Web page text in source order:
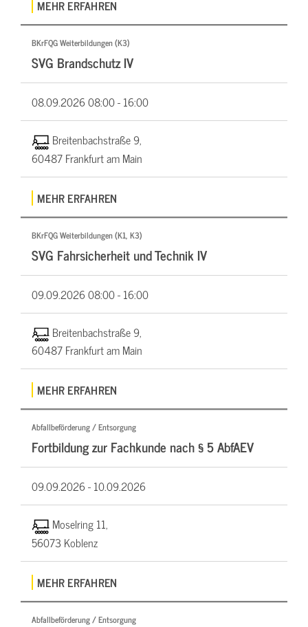
MEHR ERFAHREN
BKrFQG Weiterbildungen (K3)
SVG Brandschutz IV
08.09.202608:00 - 16:00
Breitenbachstraße 9,
60487 Frankfurt am Main
MEHR ERFAHREN
BKrFQG Weiterbildungen (K1, K3)
SVG Fahrsicherheit und Technik IV
09.09.202608:00 - 16:00
Breitenbachstraße 9,
60487 Frankfurt am Main
MEHR ERFAHREN
Abfallbeförderung / Entsorgung
Fortbildung zur Fachkunde nach § 5 AbfAEV
09.09.2026 -10.09.2026
Moselring 11,
56073 Koblenz
MEHR ERFAHREN
Abfallbeförderung / Entsorgung